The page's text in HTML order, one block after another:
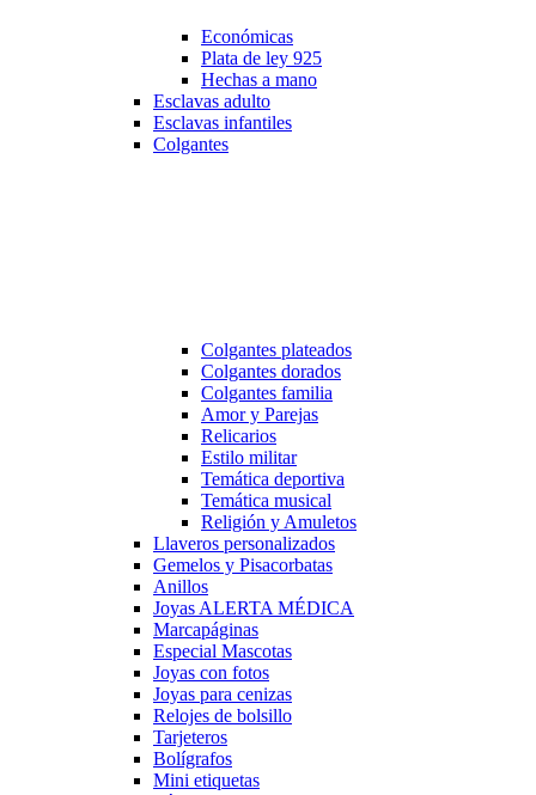
Económicas
Plata de ley 925
Hechas a mano
Esclavas adulto
Esclavas infantiles
Colgantes
Colgantes plateados
Colgantes dorados
Colgantes familia
Amor y Parejas
Relicarios
Estilo militar
Temática deportiva
Temática musical
Religión y Amuletos
Llaveros personalizados
Gemelos y Pisacorbatas
Anillos
Joyas ALERTA MÉDICA
Marcapáginas
Especial Mascotas
Joyas con fotos
Joyas para cenizas
Relojes de bolsillo
Tarjeteros
Bolígrafos
Mini etiquetas